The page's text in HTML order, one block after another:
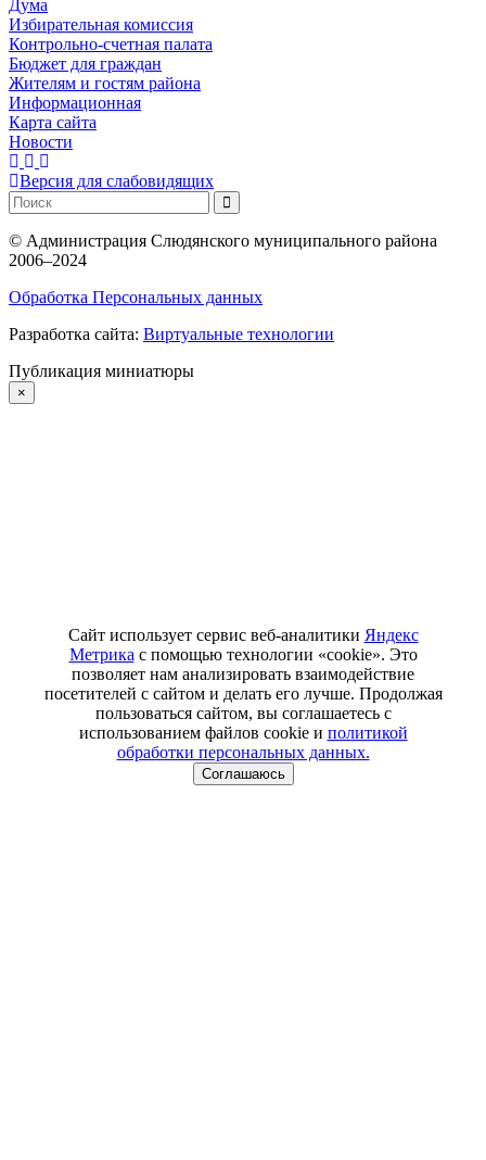
Дума
Избирательная комиссия
Контрольно-счетная палата
Бюджет для граждан
Жителям и гостям района
Информационная
Карта сайта
Новости
Версия для слабовидящих
© Администрация Слюдянского муниципального района
2006–2024
Обработка Персональных данных
Разработка сайта: Виртуальные технологии
Публикация миниатюры
×
Сайт использует сервис веб-аналитики Яндекс
Метрика с помощью технологии «cookie». Это
позволяет нам анализировать взаимодействие
посетителей с сайтом и делать его лучше. Продолжая
пользоваться сайтом, вы соглашаетесь с
использованием файлов cookie и политикой
обработки персональных данных.
Соглашаюсь